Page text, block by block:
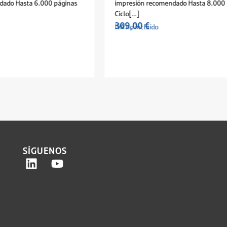
páginas
impresión recomendado Hasta 8.000 páginas
IVA no incluído
SÍGUENOS